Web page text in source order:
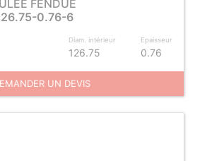
FENDUE
0.76-6
Diam. intérieur
126.75
Epaisseur
0.76
UN DEVIS